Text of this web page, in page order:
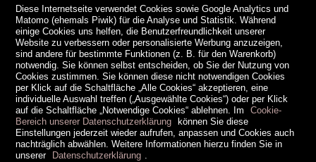
Diese Internetseite verwendet Cookies sowie Google Analytics und
Matomo (ehemals Piwik) für die Analyse und Statistik. Während
einige Cookies uns helfen, die Benutzerfreundlichkeit unserer
Website zu verbessern oder personalisierte Werbung anzuzeigen,
sind andere für bestimmte Funktionen (z. B. für den Warenkorb)
notwendig. Sie können selbst entscheiden, ob Sie der Nutzung von
Cookies zustimmen. Sie können diese nicht notwendigen Cookies
per Klick auf die Schaltfläche „Alle Cookies“ akzeptieren, eine
individuelle Auswahl treffen („Ausgewählte Cookies“) oder per Klick
auf die Schaltfläche „Notwendige Cookies“ ablehnen. Im
Cookie-
Bereich unserer Datenschutzerklärung können Sie diese
Einstellungen jederzeit wieder aufrufen, anpassen und Cookies auch
nachträglich abwählen. Weitere Informationen hierzu finden Sie in
unserer Datenschutzerklärung